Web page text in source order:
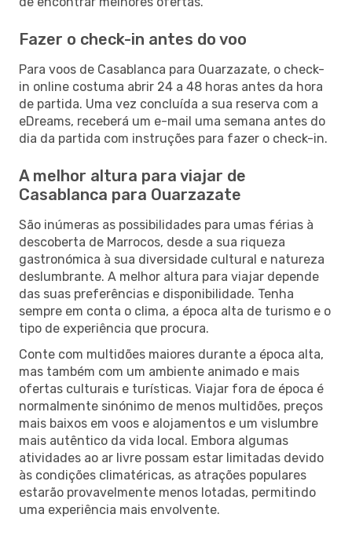
Fazer o check-in antes do voo
Para voos de Casablanca para Ouarzazate, o check-
in online costuma abrir 24 a 48 horas antes da hora
de partida. Uma vez concluída a sua reserva com a
eDreams, receberá um e-mail uma semana antes do
dia da partida com instruções para fazer o check-in.
A melhor altura para viajar de
Casablanca para Ouarzazate
São inúmeras as possibilidades para umas férias à
descoberta de Marrocos, desde a sua riqueza
gastronómica à sua diversidade cultural e natureza
deslumbrante. A melhor altura para viajar depende
das suas preferências e disponibilidade. Tenha
sempre em conta o clima, a época alta de turismo e o
tipo de experiência que procura.
Conte com multidões maiores durante a época alta,
mas também com um ambiente animado e mais
ofertas culturais e turísticas. Viajar fora de época é
normalmente sinónimo de menos multidões, preços
mais baixos em voos e alojamentos e um vislumbre
mais autêntico da vida local. Embora algumas
atividades ao ar livre possam estar limitadas devido
às condições climatéricas, as atrações populares
estarão provavelmente menos lotadas, permitindo
uma experiência mais envolvente.